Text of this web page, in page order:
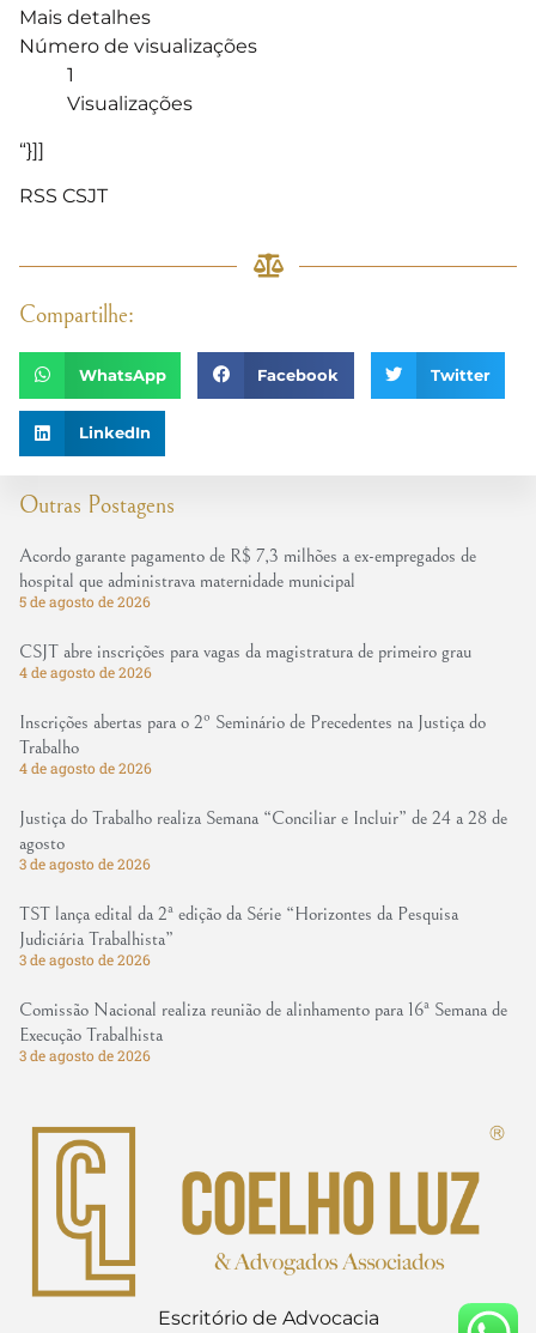
Outras Postagens
Acordo garante pagamento de R$ 7,3 milhões a ex-empregados de
hospital que administrava maternidade municipal
5 de agosto de 2026
CSJT abre inscrições para vagas da magistratura de primeiro grau
4 de agosto de 2026
Inscrições abertas para o 2º Seminário de Precedentes na Justiça do
Trabalho
4 de agosto de 2026
Justiça do Trabalho realiza Semana “Conciliar e Incluir” de 24 a 28 de
agosto
3 de agosto de 2026
TST lança edital da 2ª edição da Série “Horizontes da Pesquisa
Judiciária Trabalhista”
3 de agosto de 2026
Comissão Nacional realiza reunião de alinhamento para 16ª Semana de
Execução Trabalhista
3 de agosto de 2026
Mais detalhes
Número de visualizações
1
Visualizações
“}]]
RSS CSJT
Compartilhe:
WhatsApp Facebook Twitter
LinkedIn
Escritório de Advocacia